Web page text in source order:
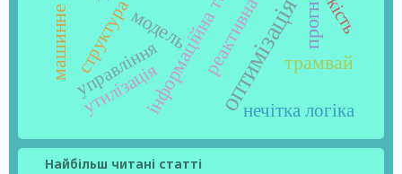
оптимізація
модель
трамвай
управління
структура якість
нечітка логіка
утилізація
Найбільш читані статті